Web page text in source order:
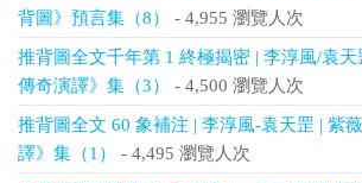
背圖》預言集（8）
- 4,955 瀏覽人次
推背圖全文千年第 1 終極揭密 | 李淳風/袁天
傳奇演譯》集（3）
- 4,500 瀏覽人次
推背圖全文 60 象補注 | 李淳風-袁天罡 | 紫
譯》集（1）
- 4,495 瀏覽人次